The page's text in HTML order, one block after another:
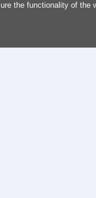
the functionality of the